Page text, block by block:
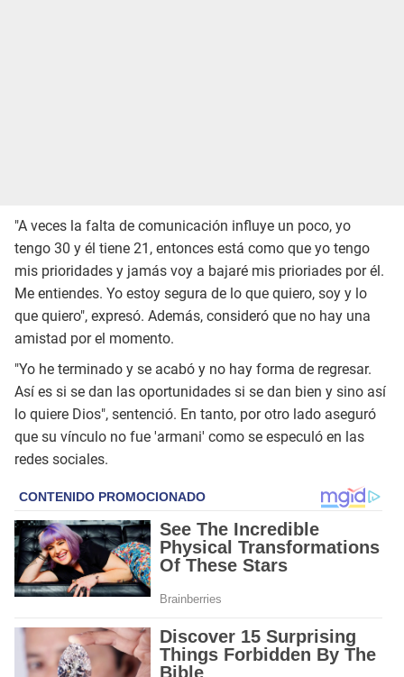
"A veces la falta de comunicación influye un poco, yo
tengo 30 y él tiene 21, entonces está como que yo tengo
mis prioridades y jamás voy a bajaré mis prioriades por él.
Me entiendes. Yo estoy segura de lo que quiero, soy y lo
que quiero", expresó. Además, consideró que no hay una
amistad por el momento.
"Yo he terminado y se acabó y no hay forma de regresar.
Así es si se dan las oportunidades si se dan bien y sino así
lo quiere Dios", sentenció. En tanto, por otro lado aseguró
que su vínculo no fue 'armani' como se especuló en las
redes sociales.